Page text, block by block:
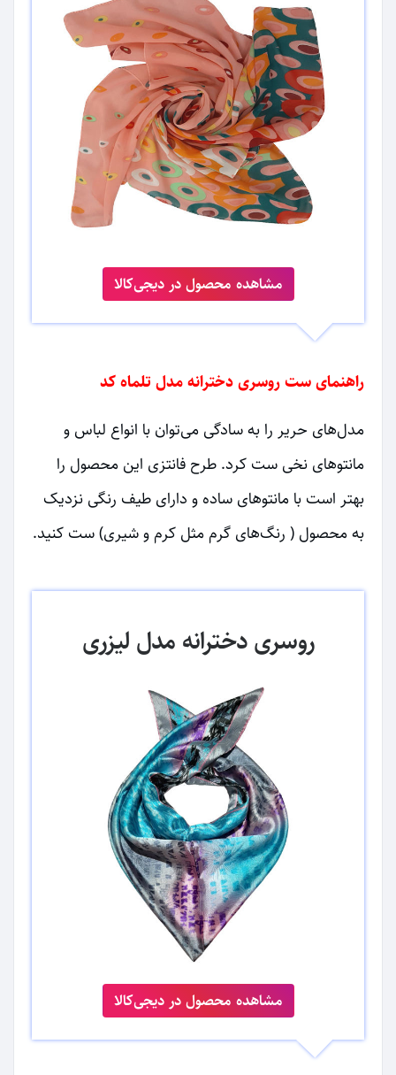
مشاهده محصول در دیجی‌کالا
راهنمای ست روسری دخترانه مدل تلماه کد
مدل‌های حریر را به سادگی می‌توان با انواع لباس و
مانتوهای نخی ست کرد. طرح فانتزی این محصول را
بهتر است با مانتوهای ساده و دارای طیف رنگی نزدیک
به محصول ( رنگ‌های گرم مثل کرم و شیری) ست کنید.
روسری دخترانه مدل لیزری
مشاهده محصول در دیجی‌کالا